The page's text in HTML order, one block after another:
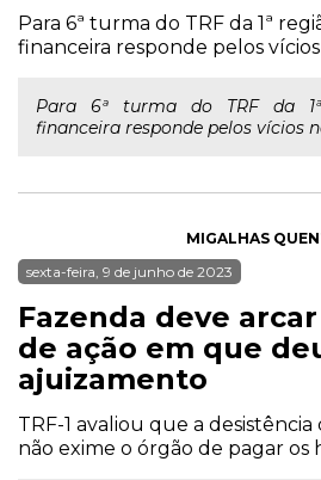
Para 6ª turma do TRF da 1ª
financeira responde pelos
Para 6ª turma do TRF da
financeira responde pelos vícios
MIGALHAS
sexta-feira, 9 de junho de 2023
Fazenda deve
de ação em que
ajuizamento
TRF-1 avaliou que a desistência
não exime o órgão de pagar os